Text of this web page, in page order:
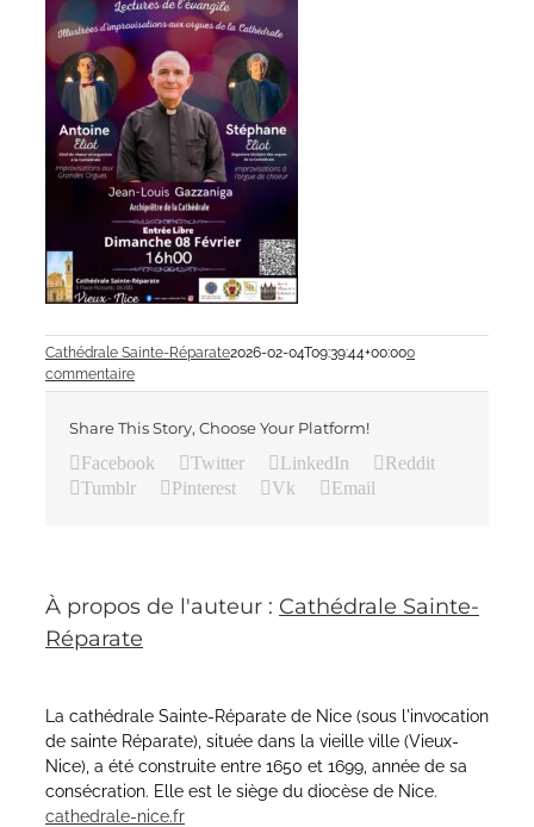
Cathédrale Sainte-Réparate2026-02-04T09:39:44+00:000
commentaire
Share This Story, Choose Your Platform!
Facebook Twitter LinkedIn
Reddit
Tumblr
Pinterest Vk Email
À propos de l'auteur : Cathédrale Sainte-
Réparate
La cathédrale Sainte-Réparate de Nice (sous l'invocation
de sainte Réparate), située dans la vieille ville (Vieux-
Nice), a été construite entre 1650 et 1699, année de sa
consécration. Elle est le siège du diocèse de Nice.
cathedrale-nice.fr